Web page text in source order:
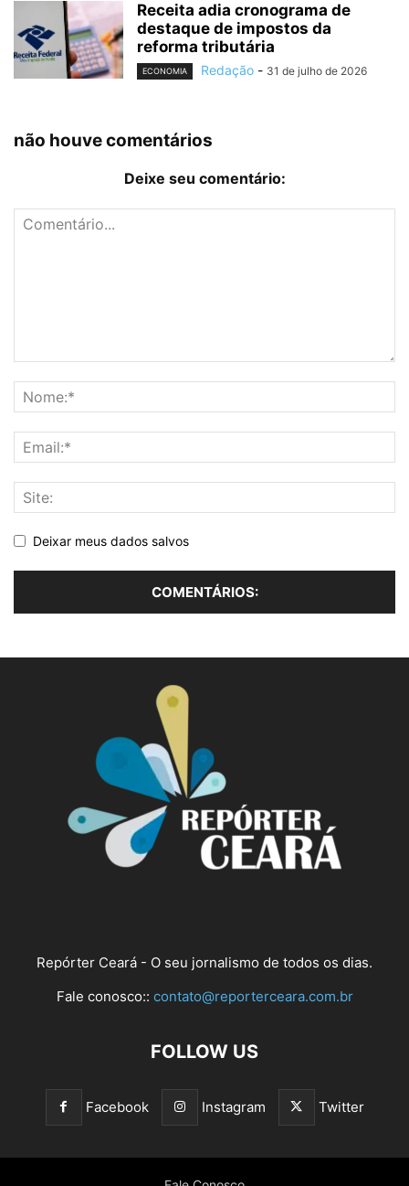
Receita adia cronograma de
destaque de impostos da
reforma tributária
ECONOMIA Redação - 31 de julho de 2026
não houve comentários
Deixe seu comentário:
Deixar meus dados salvos
Repórter Ceará - O seu jornalismo de todos os dias.
Fale conosco:: contato@reporterceara.com.br
FOLLOW US
Facebook Instagram Twitter